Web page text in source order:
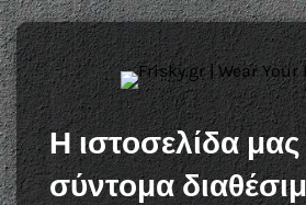
Η ιστοσελίδα μας
σύντομα